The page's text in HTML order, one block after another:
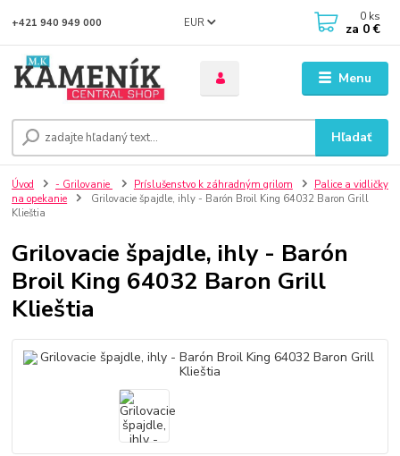
Menu
EUR
Hľadať
+421 940 949 000 0 ks
za 0 €
Úvod - Grilovanie Príslušenstvo k záhradným grilom
Palice a vidličky
na opekanie
Grilovacie špajdle, ihly - Barón Broil King 64032 Baron Grill
Klieštia
Grilovacie špajdle, ihly - Barón
Broil King 64032 Baron Grill
Klieštia